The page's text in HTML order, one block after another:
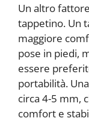
Un altro
tappetino. Un
maggiore
pose in piedi,
essere
portabilità.
circa 4-5 mm,
comfort e